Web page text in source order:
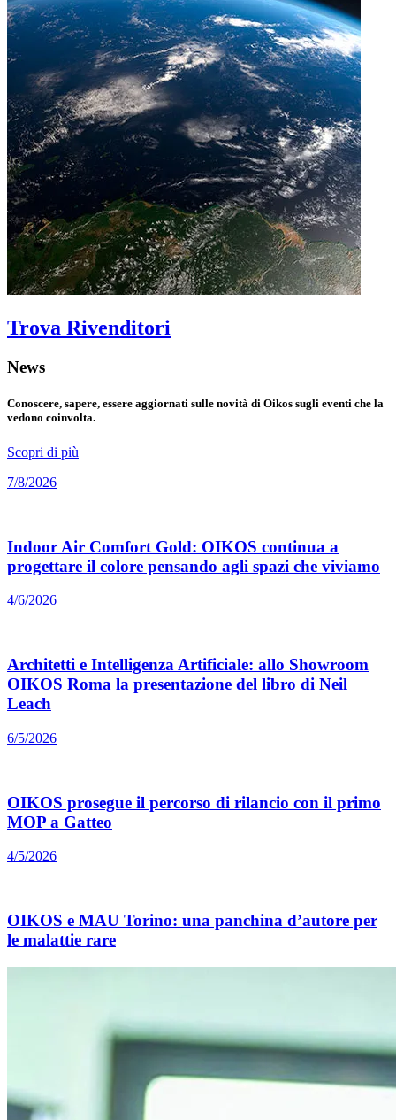
Trova Rivenditori
News
Conoscere, sapere, essere aggiornati sulle novità di Oikos sugli eventi che la
vedono coinvolta.
Scopri di più
7/8/2026
Indoor Air Comfort Gold: OIKOS continua a
progettare il colore pensando agli spazi che viviamo
4/6/2026
Architetti e Intelligenza Artificiale: allo Showroom
OIKOS Roma la presentazione del libro di Neil
Leach
6/5/2026
OIKOS prosegue il percorso di rilancio con il primo
MOP a Gatteo
4/5/2026
OIKOS e MAU Torino: una panchina d’autore per
le malattie rare